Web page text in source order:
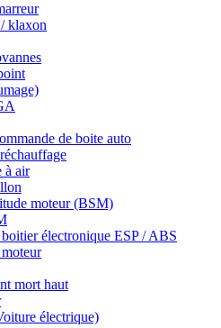
klaxon
de boite auto
à air
moteur (BSM)
électronique ESP / ABS
mort haut
électrique)